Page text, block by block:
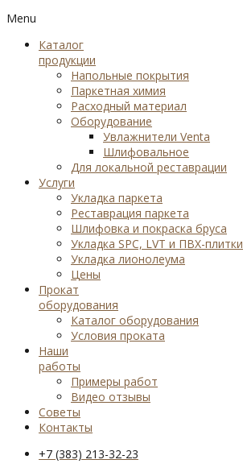
Menu
Каталог
продукции
Напольные покрытия
Паркетная химия
Расходный материал
Оборудование
Увлажнители Venta
Шлифовальное
Для локальной реставрации
Услуги
Укладка паркета
Реставрация паркета
Шлифовка и покраска бруса
Укладка SPC, LVT и ПВХ-плитки
Укладка лионолеума
Цены
Прокат
оборудования
Каталог оборудования
Условия проката
Наши
работы
Примеры работ
Видео отзывы
Советы
Контакты
+7 (383) 213-32-23